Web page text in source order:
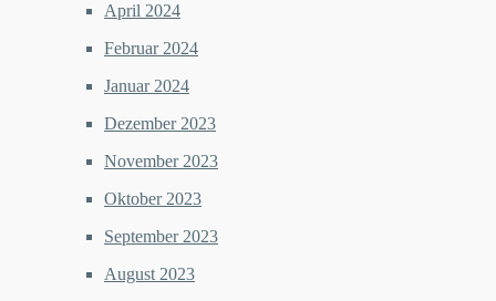
April 2024
Februar 2024
Januar 2024
Dezember 2023
November 2023
Oktober 2023
September 2023
August 2023